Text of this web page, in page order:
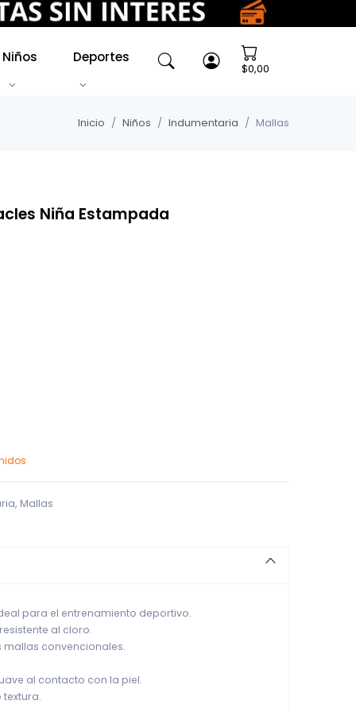
Niños Deportes
$0,00
Inicio Niños Indumentaria Mallas
Niña Estampada
, Mallas
para el entrenamiento deportivo.
al cloro.
mallas convencionales.
al contacto con la piel.
textura.